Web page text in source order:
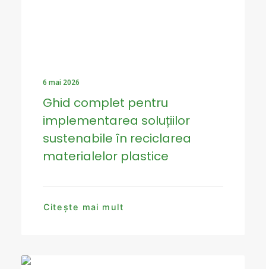
6 mai 2026
Ghid complet pentru
implementarea soluțiilor
sustenabile în reciclarea
materialelor plastice
Citește mai mult